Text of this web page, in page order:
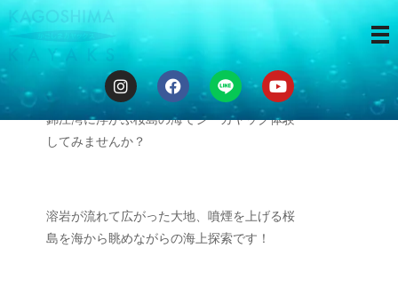
３時間ツアー
錦江湾に浮かぶ桜島の海でシーカヤック体験
してみませんか？
溶岩が流れて広がった大地、噴煙を上げる桜
島を海から眺めながらの海上探索です！